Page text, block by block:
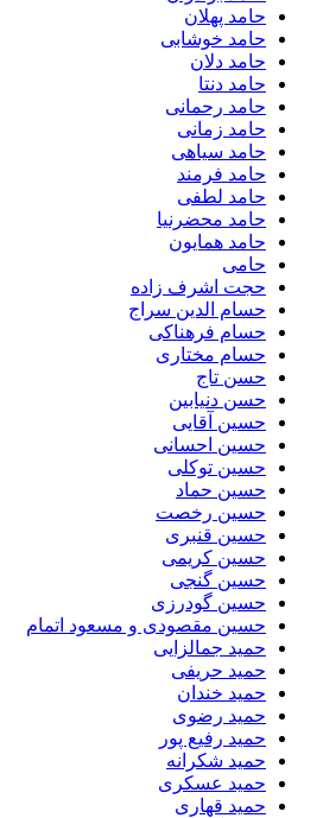
حامد پهلان
حامد خوشابی
حامد دلان
حامد دنتا
حامد رحمانی
حامد زمانی
حامد سیاهی
حامد فرمند
حامد لطفی
حامد محضرنیا
حامد همایون
حامی
حجت اشرف زاده
حسام الدین سراج
حسام فرهناکی
حسام مختاری
حسن تاج
حسن دنیابین
حسین آقایی
حسین احسانی
حسین توکلی
حسین حماد
حسین رخصت
حسین قنبری
حسین کریمی
حسین گنجی
حسین گودرزی
حسین مقصودی و مسعود اتمام
حمید جمالزایی
حمید حریفی
حمید خندان
حمید رضوی
حمید رفیع پور
حمید شکرانه
حمید عسکری
حمید قهاری